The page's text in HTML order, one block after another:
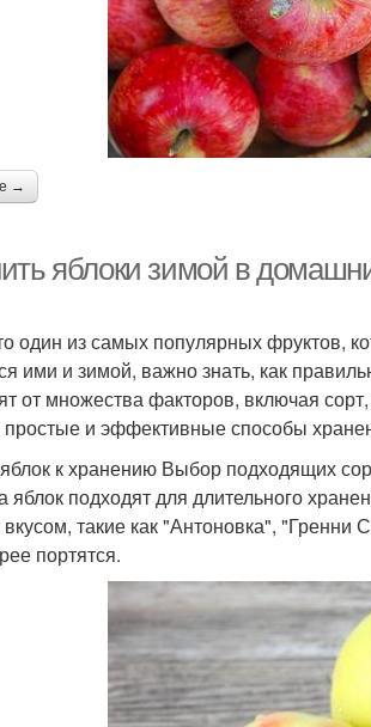
→
яблоки зимой в
один из самых популярных фруктов,
ими и зимой, важно знать, как
от множества факторов, включая
и эффективные способы
к хранению Выбор подходящих
яблок подходят для длительного
такие как "Антоновка",
портятся.